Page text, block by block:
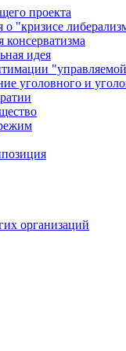
проекта
о "кризисе
консерватизма
идея
уголовного и
организаций